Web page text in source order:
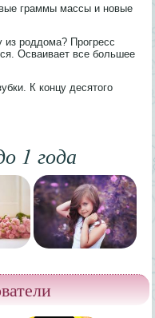
граммы массы и новые
из роддома? Прогресс
Осваивает все большее
К концу десятого
1 года